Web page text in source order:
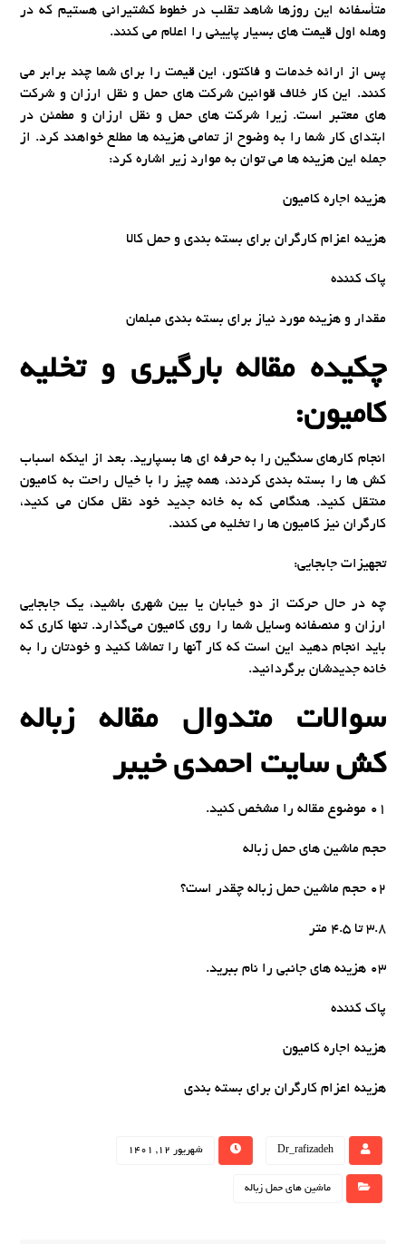
متأسفانه این روزها شاهد تقلب در خطوط کشتیرانی هستیم که در
وهله اول قیمت های بسیار پایینی را اعلام می کنند.
پس از ارائه خدمات و فاکتور، این قیمت را برای شما چند برابر می
کنند. این کار خلاف قوانین شرکت های حمل و نقل ارزان و شرکت
های معتبر است. زیرا شرکت های حمل و نقل ارزان و مطمئن در
ابتدای کار شما را به وضوح از تمامی هزینه ها مطلع خواهند کرد. از
جمله این هزینه ها می توان به موارد زیر اشاره کرد:
هزینه اجاره کامیون
هزینه اعزام کارگران برای بسته بندی و حمل کالا
پاک کننده
مقدار و هزینه مورد نیاز برای بسته بندی مبلمان
چکیده مقاله بارگیری و تخلیه
کامیون:
انجام کارهای سنگین را به حرفه ای ها بسپارید. بعد از اینکه اسباب
کش ها را بسته بندی کردند، همه چیز را با خیال راحت به کامیون
منتقل کنید. هنگامی که به خانه جدید خود نقل مکان می کنید،
کارگران نیز کامیون ها را تخلیه می کنند.
تجهیزات جابجایی:
چه در حال حرکت از دو خیابان یا بین شهری باشید، یک جابجایی
ارزان و منصفانه وسایل شما را روی کامیون می‌گذارد. تنها کاری که
باید انجام دهید این است که کار آنها را تماشا کنید و خودتان را به
خانه جدیدشان برگردانید.
سوالات متدوال مقاله زباله
کش سایت احمدی خیبر
01 موضوع مقاله را مشخص کنید.
حجم ماشین های حمل زباله
02 حجم ماشین حمل زباله چقدر است؟
3.8 تا 4.5 متر
03 هزینه های جانبی را نام ببرید.
پاک کننده
هزینه اجاره کامیون
هزینه اعزام کارگران برای بسته بندی
Dr_rafizadeh شهریور 12, 1401
ماشین های حمل زباله